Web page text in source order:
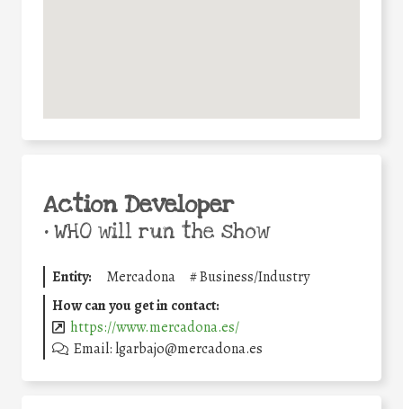
Action Developer
•WHO will run the show
Entity: Mercadona #Business/Industry
How can you get in contact:
https://www.mercadona.es/
Email: lgarbajo@mercadona.es